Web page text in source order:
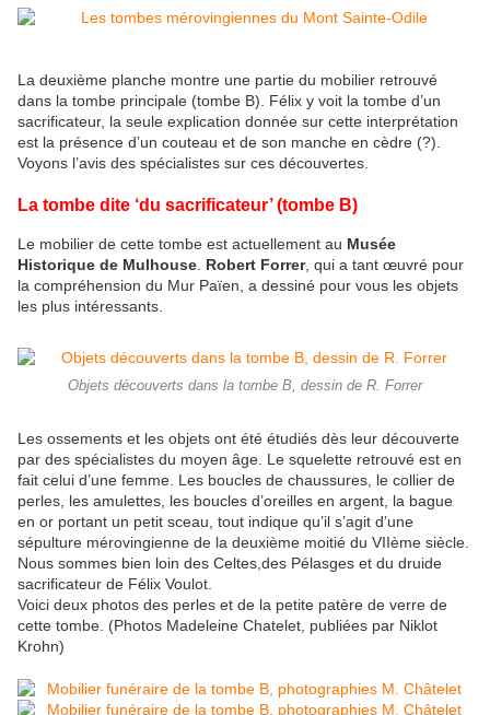
La deuxième planche montre une partie du mobilier retrouvé
dans la tombe principale (tombe B). Félix y voit la tombe d’un
sacrificateur, la seule explication donnée sur cette interprétation
est la présence d’un couteau et de son manche en cèdre (?).
Voyons l’avis des spécialistes sur ces découvertes.
La tombe dite ‘du sacrificateur’ (tombe B)
Le mobilier de cette tombe est actuellement au Musée
Historique de Mulhouse Robert Forrer, qui a tant œuvré pour
la compréhension du Mur Païen, a dessiné pour vous les objets
les plus intéressants.
Objets découverts dans la tombe B, dessin de R. Forrer
Les ossements et les objets ont été étudiés dès leur découverte
par des spécialistes du moyen âge. Le squelette retrouvé est en
fait celui d’une femme. Les boucles de chaussures, le collier de
perles, les amulettes, les boucles d’oreilles en argent, la bague
en or portant un petit sceau, tout indique qu’il s’agit d’une
sépulture mérovingienne de la deuxième moitié du VIIème siècle.
Nous sommes bien loin des Celtes,des Pélasges et du druide
sacrificateur de Félix Voulot.
Voici deux photos des perles et de la petite patère de verre de
cette tombe. (Photos Madeleine Chatelet, publiées par Niklot
Krohn)